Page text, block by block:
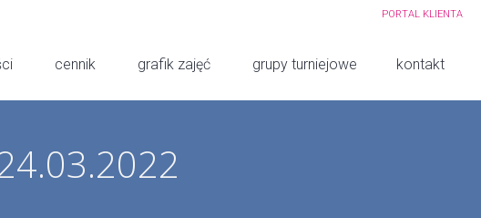
PORTAL KLIENTA
cennik grafik zajęć grupy turniejowe kontakt